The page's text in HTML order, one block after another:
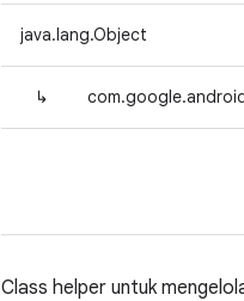
java.lang.Object
↳
Class helper untuk